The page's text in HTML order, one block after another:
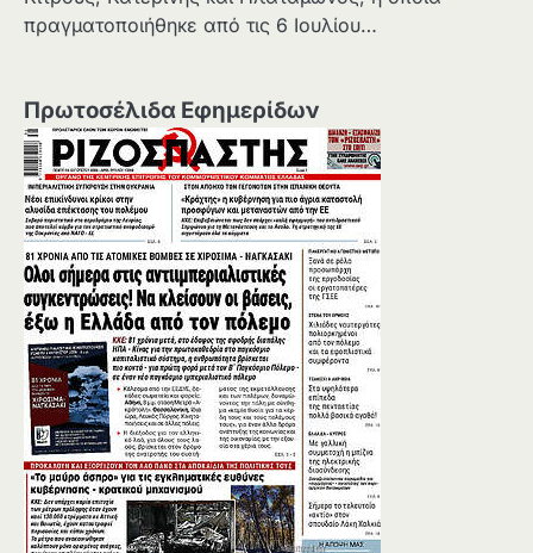
πραγματοποιήθηκε από τις 6 Ιουλίου…
Πρωτοσέλιδα Εφημερίδων